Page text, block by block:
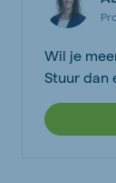
Wil je
Stuur dan